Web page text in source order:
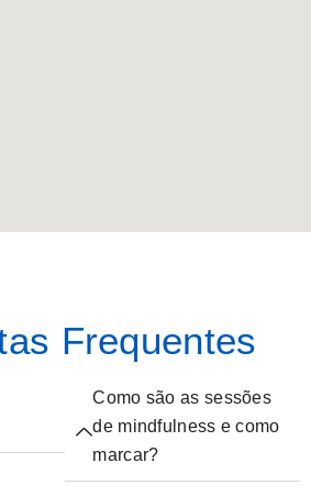
Frequentes
Como são as sessões
de mindfulness e como
marcar?